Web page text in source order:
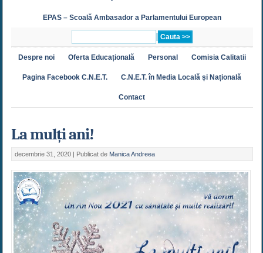
EPAS – Scoală Ambasador a Parlamentului European
Despre noi Oferta Educațională Personal Comisia Calitatii
Pagina Facebook C.N.E.T. C.N.E.T. în Media Locală și Națională
Contact
La mulți ani!
decembrie 31, 2020 | Publicat de Manica Andreea